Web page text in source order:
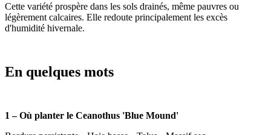
Cette variété prospère dans les sols drainés, même pauvres ou
légèrement calcaires. Elle redoute principalement les excès
d'humidité hivernale.
En quelques mots
1 – Où planter le Ceanothus 'Blue Mound'